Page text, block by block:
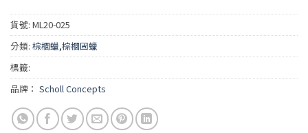
貨號: ML20-025
分類: 棕櫚蠟,棕櫚固蠟
標籤:
品牌： Scholl Concepts